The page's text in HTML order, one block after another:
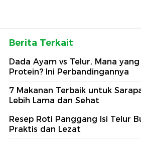
Berita Terkait
Dada Ayam vs Telur, Mana
Protein? Ini Perbandingannya
7 Makanan Terbaik untuk
Lebih Lama dan Sehat
Resep Roti Panggang Isi Telur
Praktis dan Lezat